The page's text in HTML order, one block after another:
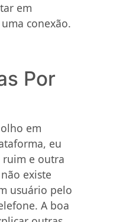
em
conexão.
Por
em
eu
e outra
existe
usuário pelo
A boa